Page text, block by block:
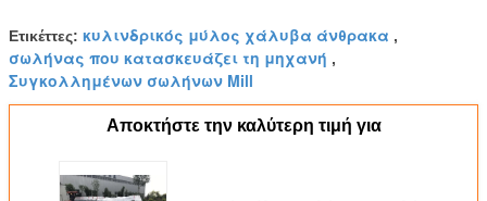
Ετικέττες: κυλινδρικός μύλος χάλυβα άνθρακα ,
σωλήνας που κατασκευάζει τη μηχανή ,
Συγκολλημένων σωλήνων Mill
Αποκτήστε την καλύτερη τιμή για